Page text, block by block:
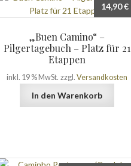
„Buen Camino“ –
Pilgertagebuch – Platz für 21
Etappen
14,90€
inkl. 19 % MwSt. zzgl.Versandkosten
In den Warenkorb